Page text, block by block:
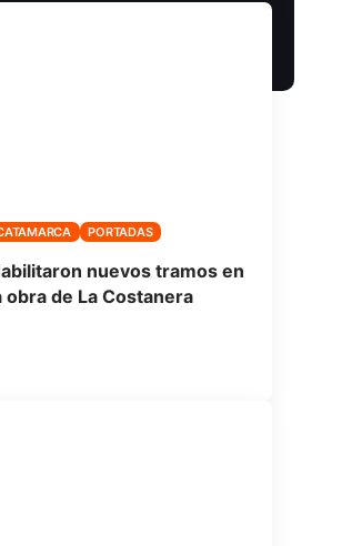
PORTADAS
nuevos tramos en
obra de La Costanera